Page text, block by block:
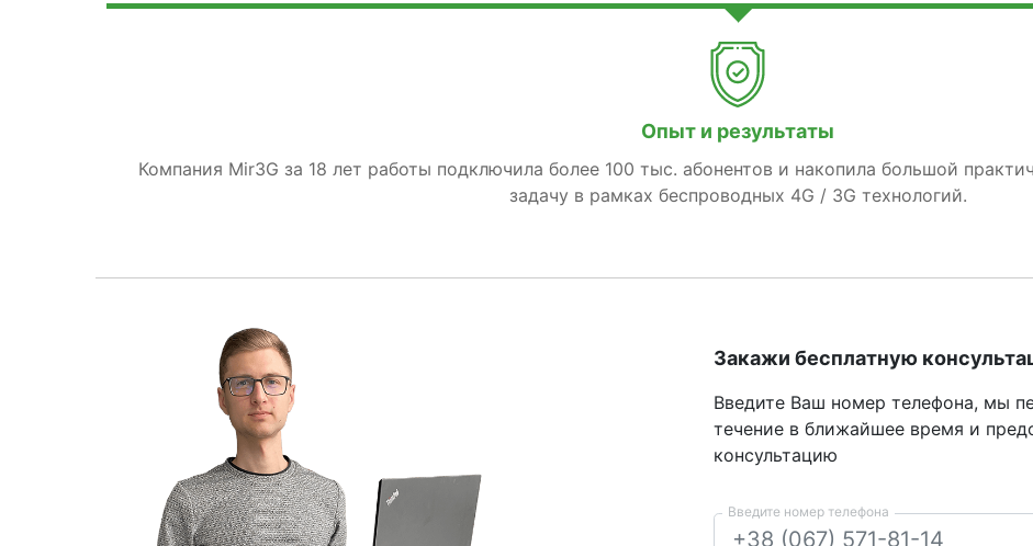
Опыт и результаты
Компания Mir3G за 18 лет работы подключила более 100 тыс. абонентов и накопила большой
задачу в рамках беспроводных 4G / 3G технологий.
Закажи бесплатную
Введите Ваш номер телефона, мы
течение в ближайшее время и
консультацию
Введите номер телефона